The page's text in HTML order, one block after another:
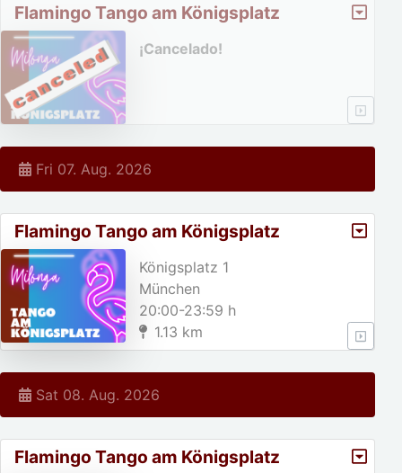
Flamingo Tango am Königsplatz
¡Cancelado!
Fri 07. Aug. 2026
Flamingo Tango am Königsplatz
Königsplatz 1
München
20:00-23:59 h
1.13 km
Sat 08. Aug. 2026
Flamingo Tango am Königsplatz